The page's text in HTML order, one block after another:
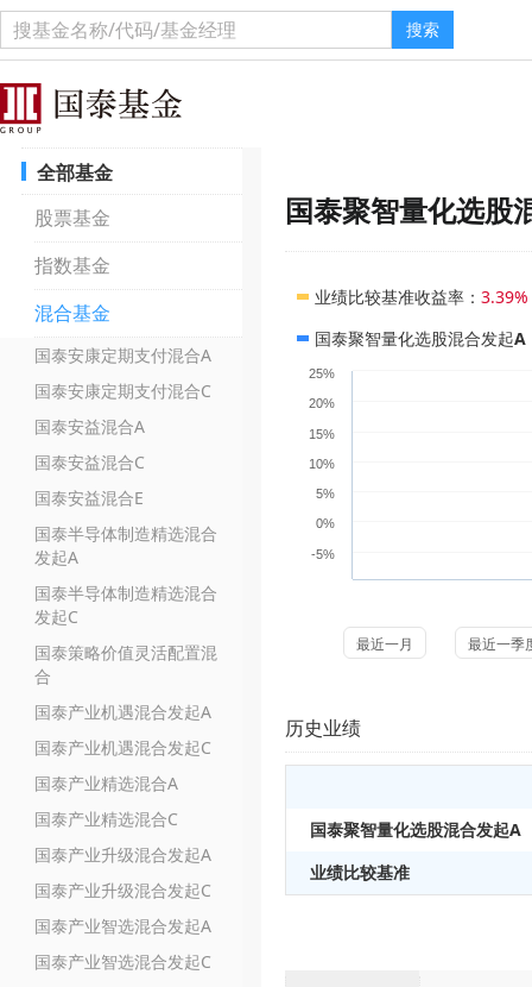
搜索
全部基金
股票基金
指数基金
混合基金
国泰安康定期支付混合A
国泰安康定期支付混合C
国泰安益混合A
国泰安益混合C
国泰安益混合E
国泰半导体制造精选混合
发起A
国泰半导体制造精选混合
发起C
国泰策略价值灵活配置混
合
国泰产业机遇混合发起A
国泰产业机遇混合发起C
国泰产业精选混合A
国泰产业精选混合C
国泰产业升级混合发起A
国泰产业升级混合发起C
国泰产业智选混合发起A
国泰产业智选混合发起C
国泰聚智量化选股
业绩比较基准收益率 ： 3.39%
国泰聚智量化选股混合发起A
-5%
0%
5%
10%
15%
20%
25%
最近一月 最近一季
历史业绩
国泰聚智量化选股混合发起A
业绩比较基准